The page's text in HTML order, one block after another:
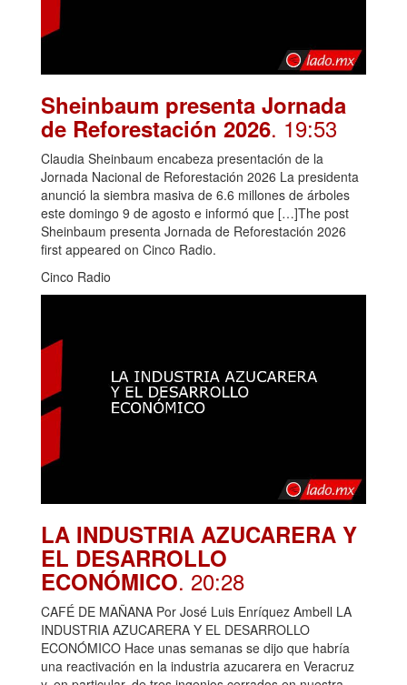
Sheinbaum presenta Jornada
de Reforestación 2026. 19:53
Claudia Sheinbaum encabeza presentación de la
Jornada Nacional de Reforestación 2026 La presidenta
anunció la siembra masiva de 6.6 millones de árboles
este domingo 9 de agosto e informó que […]The post
Sheinbaum presenta Jornada de Reforestación 2026
first appeared on Cinco Radio.
Cinco Radio
LA INDUSTRIA AZUCARERA Y
EL DESARROLLO
ECONÓMICO. 20:28
CAFÉ DE MAÑANA Por José Luis Enríquez Ambell LA
INDUSTRIA AZUCARERA Y EL DESARROLLO
ECONÓMICO Hace unas semanas se dijo que habría
una reactivación en la industria azucarera en Veracruz